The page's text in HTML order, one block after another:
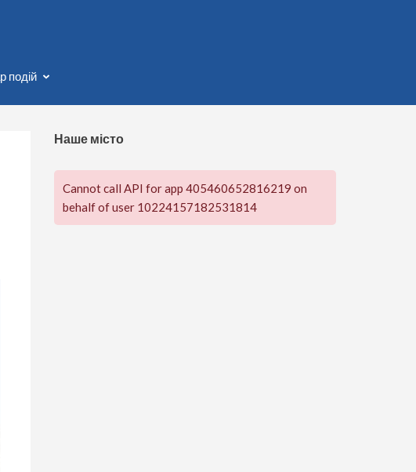
подій
Наше місто
Cannot call API for app 405460652816219 on
behalf of user 10224157182531814